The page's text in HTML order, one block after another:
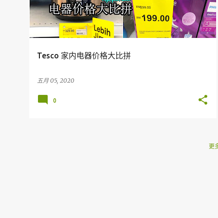
Tesco 家内电器价格大比拼
五月 05, 2020
0
更